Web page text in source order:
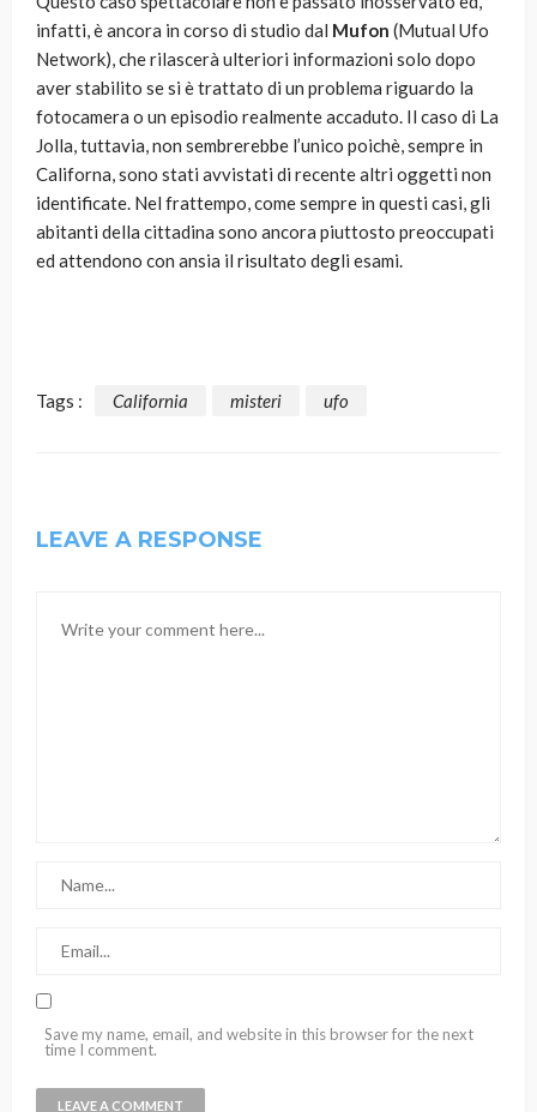
infatti, è ancora in corso di studio dal Mufon (Mutual Ufo
Network), che rilascerà ulteriori informazioni solo dopo
aver stabilito se si è trattato di un problema riguardo la
fotocamera o un episodio realmente accaduto. Il caso di La
Jolla, tuttavia, non sembrerebbe l’unico poichè, sempre in
Californa, sono stati avvistati di recente altri oggetti non
identificate. Nel frattempo, come sempre in questi casi, gli
abitanti della cittadina sono ancora piuttosto preoccupati
ed attendono con ansia il risultato degli esami.
Tags : California misteri ufo
LEAVE A RESPONSE
Save my name, email, and website in this browser for the next
time I comment.